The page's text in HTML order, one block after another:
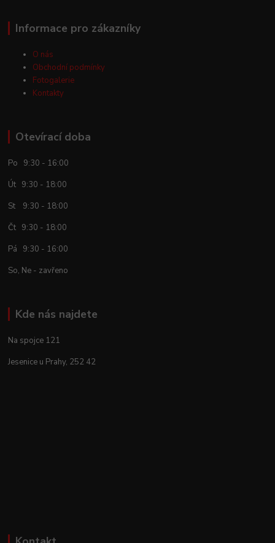
Informace pro zákazníky
O nás
Obchodní podmínky
Fotogalerie
Kontakty
Otevírací doba
Po 9:30 - 16:00
Út 9:30 - 18:00
St 9:30 - 18:00
Čt 9:30 - 18:00
Pá 9:30 - 16:00
So, Ne - zavřeno
Kde nás najdete
Na spojce 121
Jesenice u Prahy, 252 42